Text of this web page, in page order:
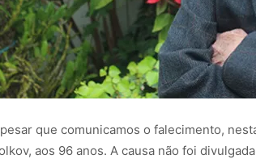
que comunicamos o falecimento,
aos 96 anos. A causa não foi